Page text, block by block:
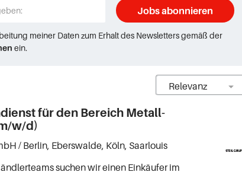
Jobs abonnieren
meiner Daten zum Erhalt des Newsletters gemäß der
ein.
für den Bereich Metall-
w/d)
/ Berlin, Eberswalde, Köln, Saarlouis
suchen wir einen Einkäufer im